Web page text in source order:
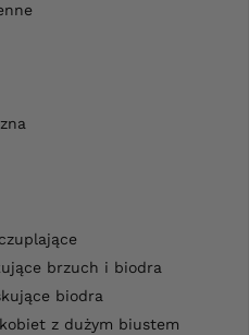
brzuch i biodra
biodra
z dużym biustem